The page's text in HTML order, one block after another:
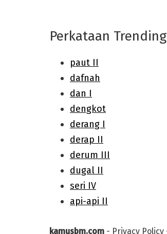
Perkataan Trending
kamusbm.com - Privacy Policy